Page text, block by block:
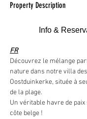
Property Description
Info &
FR
Découvrez le mélange
nature dans notre villa
Oostduinkerke, située à
de la plage.
Un véritable havre de
côte belge !